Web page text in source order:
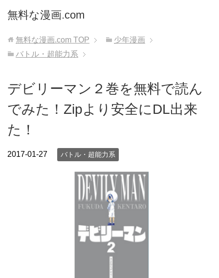
無料な漫画.com
無料な漫画.com TOP
少年漫画
バトル・超能力系
デビリーマン２巻を無料で読ん
でみた！Zipより安全にDL出来
た！
2017-01-27 バトル・超能力系